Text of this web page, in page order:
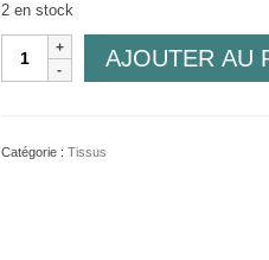
2 en stock
quantité
AJOUTER AU
Catégorie : Tissus